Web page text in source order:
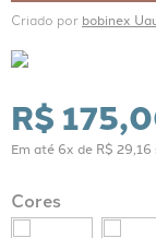
Criado por bobinex
R$ 175,
Em até 6x de R$ 29 16
Cores